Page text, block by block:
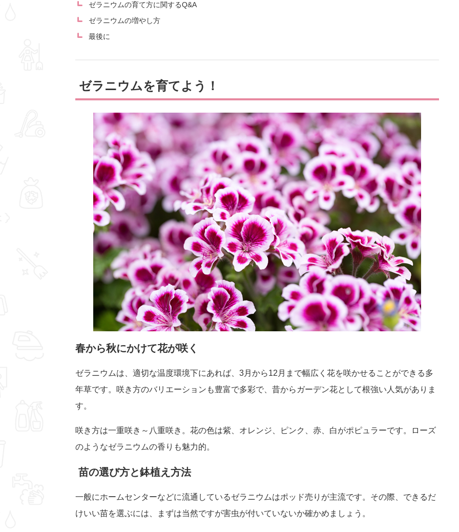
ゼラニウムの育て方に関するQ&A
ゼラニウムの増やし方
最後に
ゼラニウムを育てよう！
春から秋にかけて花が咲く
ゼラニウムは、適切な温度環境下にあれば、3月から12月まで幅広く花を咲かせることができる多
年草です。咲き方のバリエーションも豊富で多彩で、昔からガーデン花として根強い人気がありま
す。
咲き方は一重咲き～八重咲き。花の色は紫、オレンジ、ピンク、赤、白がポピュラーです。ローズ
のようなゼラニウムの香りも魅力的。
苗の選び方と鉢植え方法
一般にホームセンターなどに流通しているゼラニウムはポッド売りが主流です。その際、できるだ
けいい苗を選ぶには、まずは当然ですが害虫が付いていないか確かめましょう。